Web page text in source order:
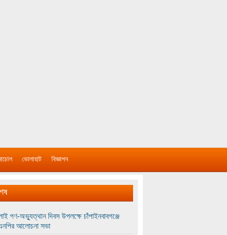
ভোলাহাট বিজ্ঞাপন
গণ-অভ্যুত্থান দিবস উপলক্ষে চাঁপাইনবাবগঞ্জে
আলোচনা সভা